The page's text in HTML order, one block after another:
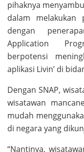
pihaknya
dalam melakukan
dengan
Application
berpotensi
aplikasi Livin’ di
Dengan SNAP,
wisatawan
mudah
di negara yang
“Nantinya,